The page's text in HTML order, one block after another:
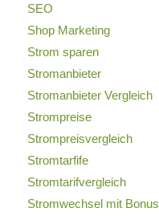
SEO
Shop Marketing
Strom sparen
Stromanbieter
Stromanbieter Vergleich
Strompreise
Strompreisvergleich
Stromtarfife
Stromtarifvergleich
Stromwechsel mit Bonus